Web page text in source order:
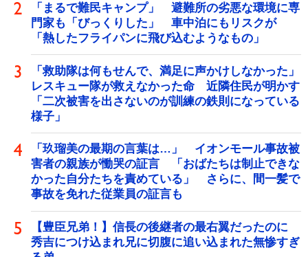
「まるで難民キャンプ」 避難所の劣悪な環境に専
門家も「びっくりした」 車中泊にもリスクが
「熱したフライパンに飛び込むようなもの」
「救助隊は何もせんで、満足に声かけしなかった」
レスキュー隊が救えなかった命 近隣住民が明かす
「二次被害を出さないのが訓練の鉄則になっている
様子」
「玖瑠美の最期の言葉は…」 イオンモール事故被
害者の親族が慟哭の証言 「おばたちは制止できな
かった自分たちを責めている」 さらに、間一髪で
事故を免れた従業員の証言も
【豊臣兄弟！】信長の後継者の最右翼だったのに
秀吉につけ込まれ兄に切腹に追い込まれた無惨すぎ